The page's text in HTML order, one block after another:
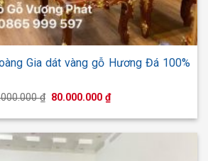
Gia dát vàng gỗ Hương Đá 100%
₫ Giá
là:
80.000.000₫Giá
hiện
tại
80.000.000 ₫.